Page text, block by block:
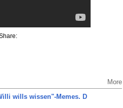
More
wills wissen"-Memes. D